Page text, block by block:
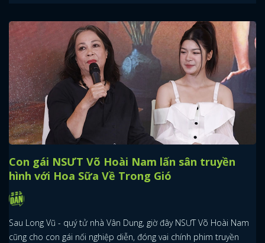
Con gái NSƯT Võ Hoài Nam lấn sân truyền
hình với Hoa Sữa Về Trong Gió
Sau Long Vũ - quý tử nhà Vân Dung, giờ đây NSƯT Võ Hoài Nam
cũng cho con gái nối nghiệp diễn, đóng vai chính phim truyền